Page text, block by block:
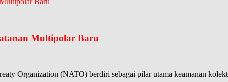
Multipolar Baru
Organization (NATO) berdiri sebagai pilar utama keamanan